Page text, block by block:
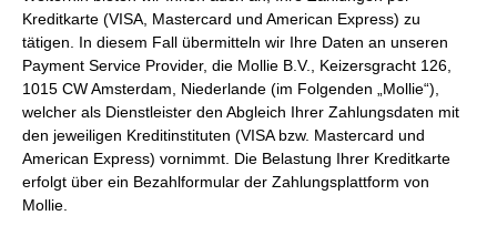
Kreditkarte (VISA, Mastercard und American Express) zu
tätigen. In diesem Fall übermitteln wir Ihre Daten an unseren
Payment Service Provider, die Mollie B.V., Keizersgracht 126,
1015 CW Amsterdam, Niederlande (im Folgenden „Mollie“),
welcher als Dienstleister den Abgleich Ihrer Zahlungsdaten mit
den jeweiligen Kreditinstituten (VISA bzw. Mastercard und
American Express) vornimmt. Die Belastung Ihrer Kreditkarte
erfolgt über ein Bezahlformular der Zahlungsplattform von
Mollie.